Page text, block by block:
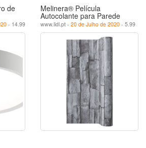
de
- 14.99
Melinera® Película
Autocolante para Parede
www.lidl.pt - 20 de Julho de 2020 - 5.99